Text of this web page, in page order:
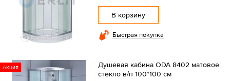
В корзину
Быстрая покупка
Акция
Душевая кабина ODA 8402 матовое
стекло в/п 100*100 см